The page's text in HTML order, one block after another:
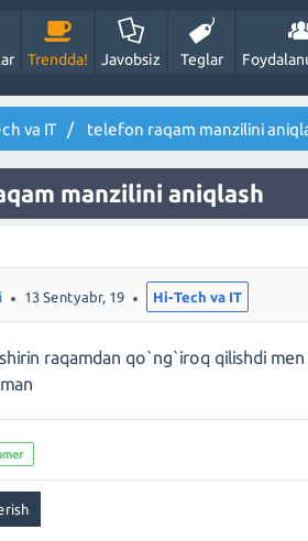
Trendda! Javobsiz Teglar
va IT telefon raqam manzilini
manzilini aniqlash
13 Sentyabr, 19 Hi-Tech va IT
raqamdan qo`ng`iroq qilishdi